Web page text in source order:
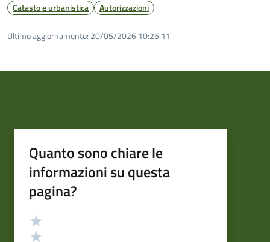
Catasto e urbanistica Autorizzazioni
Ultimo aggiornamento: 20/05/2026 10:25.11
Quanto sono chiare le
informazioni su questa
pagina?
Valutazione